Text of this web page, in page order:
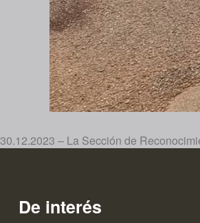
30.12.2023 – La Sección de
De interés